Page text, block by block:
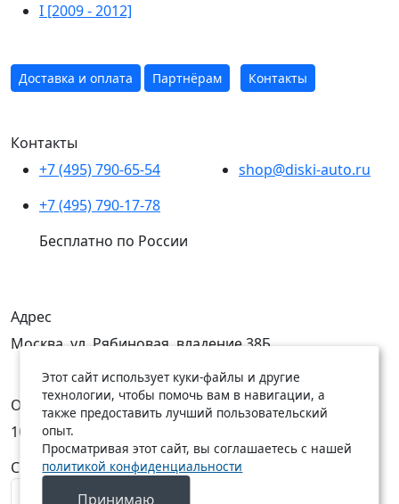
I [2009 - 2012]
Доставка и оплата Партнёрам Контакты
Контакты
+7 (495) 790-65-54
+7 (495) 790-17-78
Бесплатно по России
shop@diski-auto.ru
Адрес
Москва, ул. Рябиновая, владение 38Б
Открыты
10:00 — 19:00
C Пн по Пт
C Сб по Вс
Этот сайт использует куки-файлы и другие
технологии, чтобы помочь вам в навигации, а
также предоставить лучший пользовательский
опыт.
Просматривая этот сайт, вы соглашаетесь с нашей
политикой конфиденциальности
Принимаю